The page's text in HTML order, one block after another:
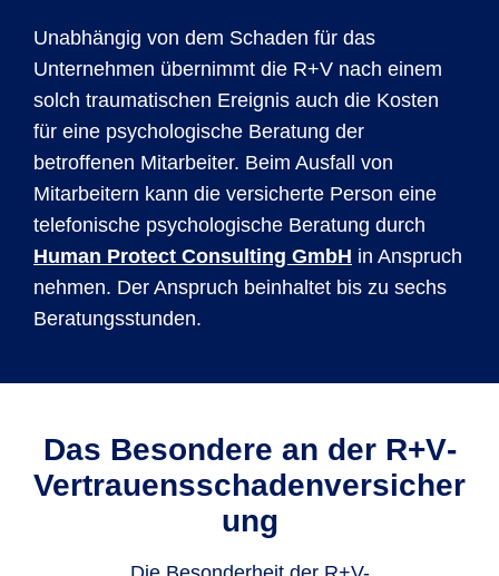
Unabhängig von dem Schaden für das
Unternehmen übernimmt die R+V nach einem
solch traumatischen Ereignis auch die Kosten
für eine psychologische Beratung der
betroffenen Mitarbeiter. Beim Ausfall von
Mitarbeitern kann die versicherte Person eine
telefonische psychologische Beratung durch
Human Protect Consulting GmbH in Anspruch
nehmen. Der Anspruch beinhaltet bis zu sechs
Beratungsstunden.
Das Besondere an der R+V­
Vertrauensschadenversicher
ung